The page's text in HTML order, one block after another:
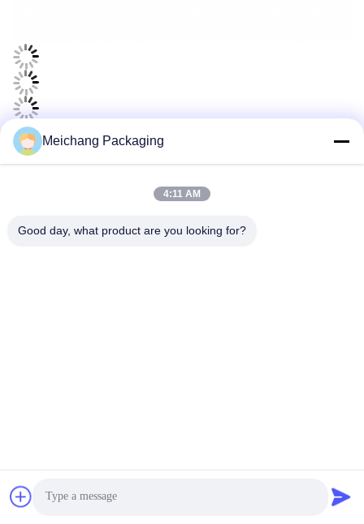
Meichang Packaging
4:11 AM
Good day, what product are you looking for?